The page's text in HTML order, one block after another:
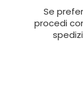
Se
procedi